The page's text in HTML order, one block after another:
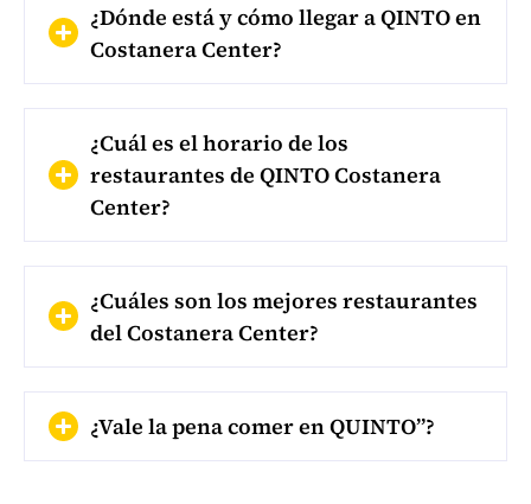
¿Dónde está y cómo llegar a QINTO en
Costanera Center?
¿Cuál es el horario de los
restaurantes de QINTO Costanera
Center?
¿Cuáles son los mejores restaurantes
del Costanera Center?
¿Vale la pena comer en QUINTO”?